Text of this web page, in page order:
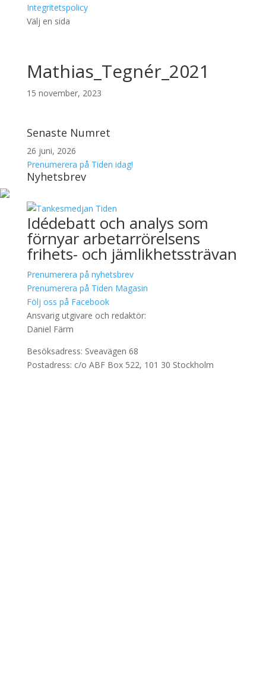
Integritetspolicy
Välj en sida
Mathias_Tegnér_2021
15 november, 2023
Senaste Numret
26 juni, 2026
Prenumerera på Tiden idag!
Nyhetsbrev
Idédebatt och analys som
förnyar arbetarrörelsens
frihets- och jämlikhetssträvan
Prenumerera på nyhetsbrev
Prenumerera på Tiden Magasin
Följ oss på Facebook
Ansvarig utgivare och redaktör:
Daniel Färm
Besöksadress: Sveavägen 68
Postadress: c/o ABF Box 522, 101 30 Stockholm